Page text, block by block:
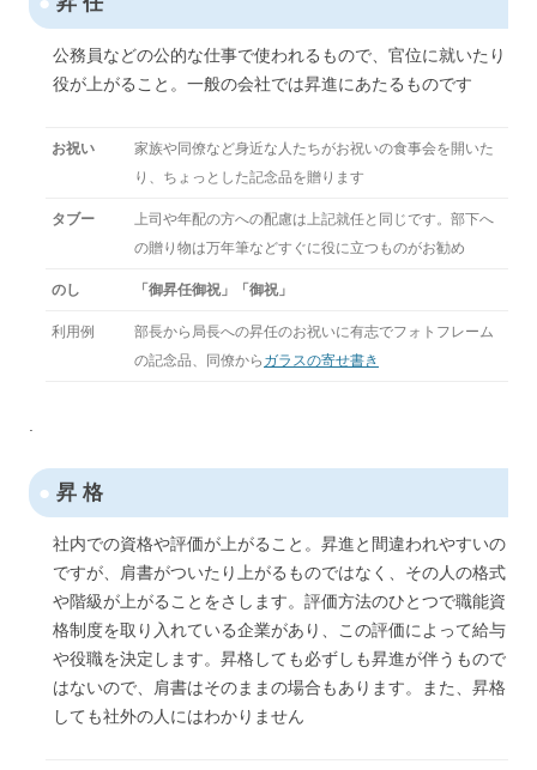
公務員などの公的な仕事で使われるもので、官位に就いたり
役が上がること。一般の会社では昇進にあたるものです
お祝い
家族や同僚など身近な人たちがお祝いの食事会を開いた
り、ちょっとした記念品を贈ります
タブー
上司や年配の方への配慮は上記就任と同じです。部下へ
の贈り物は万年筆などすぐに役に立つものがお勧め
のし 「御昇任御祝」「御祝」
利用例
部長から局長への昇任のお祝いに有志でフォトフレーム
の記念品、同僚から ガラスの寄せ書き
●昇 格
社内での資格や評価が上がること。昇進と間違われやすいの
ですが、肩書がついたり上がるものではなく、その人の格式
や階級が上がることをさします。評価方法のひとつで職能資
格制度を取り入れている企業があり、この評価によって給与
や役職を決定します。昇格しても必ずしも昇進が伴うもので
はないので、肩書はそのままの場合もあります。また、昇格
しても社外の人にはわかりません